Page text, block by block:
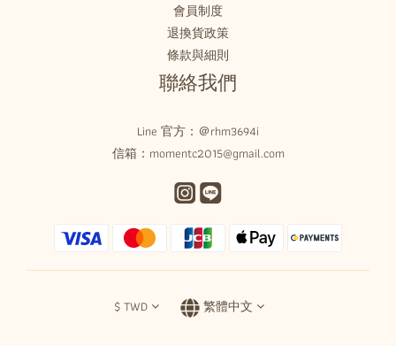
會員制度
退換貨政策
條款與細則
聯絡我們
Line 官方： ＠rhm3694i
信箱：momentc2015@gmail.com
$TWD 繁體中文